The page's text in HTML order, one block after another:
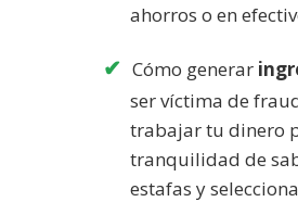
ahorros o en
Cómo generar
ser víctima de
trabajar tu dinero
tranquilidad de
estafas y